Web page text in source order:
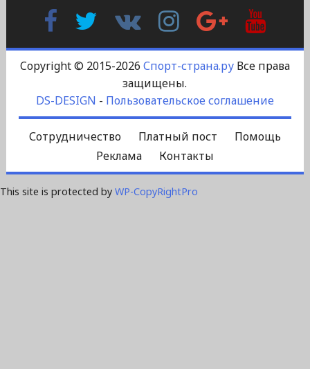
FacebookTwitter
Контакте
InstagramGoogle
Plus
Copyright © 2015-2026 Спорт-страна.руВсе права
защищены.
DS-DESIGN - Пользовательское соглашение
Сотрудничество Платный пост
Помощь
Реклама
Контакты
This site is protected by WP-CopyRightPro